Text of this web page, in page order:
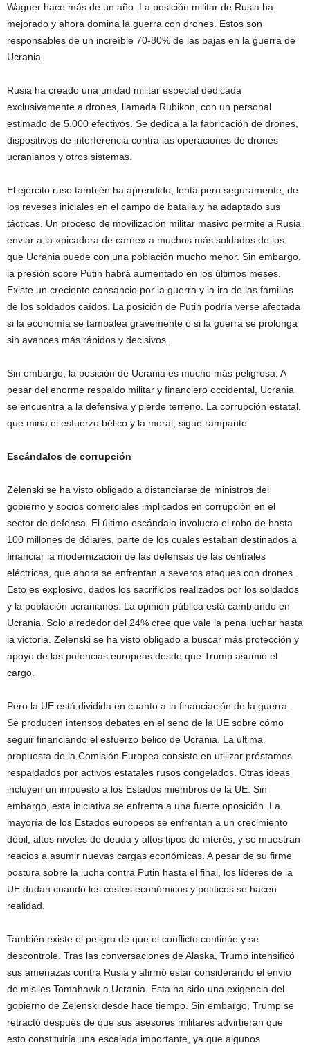
Wagner hace más de un año. La posición militar de Rusia ha
mejorado y ahora domina la guerra con drones. Estos son
responsables de un increíble 70-80% de las bajas en la guerra de
Ucrania.
Rusia ha creado una unidad militar especial dedicada
exclusivamente a drones, llamada Rubikon, con un personal
estimado de 5.000 efectivos. Se dedica a la fabricación de drones,
dispositivos de interferencia contra las operaciones de drones
ucranianos y otros sistemas.
El ejército ruso también ha aprendido, lenta pero seguramente, de
los reveses iniciales en el campo de batalla y ha adaptado sus
tácticas. Un proceso de movilización militar masivo permite a Rusia
enviar a la «picadora de carne» a muchos más soldados de los
que Ucrania puede con una población mucho menor. Sin embargo,
la presión sobre Putin habrá aumentado en los últimos meses.
Existe un creciente cansancio por la guerra y la ira de las familias
de los soldados caídos. La posición de Putin podría verse afectada
si la economía se tambalea gravemente o si la guerra se prolonga
sin avances más rápidos y decisivos.
Sin embargo, la posición de Ucrania es mucho más peligrosa. A
pesar del enorme respaldo militar y financiero occidental, Ucrania
se encuentra a la defensiva y pierde terreno. La corrupción estatal,
que mina el esfuerzo bélico y la moral, sigue rampante.
Escándalos de corrupción
Zelenski se ha visto obligado a distanciarse de ministros del
gobierno y socios comerciales implicados en corrupción en el
sector de defensa. El último escándalo involucra el robo de hasta
100 millones de dólares, parte de los cuales estaban destinados a
financiar la modernización de las defensas de las centrales
eléctricas, que ahora se enfrentan a severos ataques con drones.
Esto es explosivo, dados los sacrificios realizados por los soldados
y la población ucranianos. La opinión pública está cambiando en
Ucrania. Solo alrededor del 24% cree que vale la pena luchar hasta
la victoria. Zelenski se ha visto obligado a buscar más protección y
apoyo de las potencias europeas desde que Trump asumió el
cargo.
Pero la UE está dividida en cuanto a la financiación de la guerra.
Se producen intensos debates en el seno de la UE sobre cómo
seguir financiando el esfuerzo bélico de Ucrania. La última
propuesta de la Comisión Europea consiste en utilizar préstamos
respaldados por activos estatales rusos congelados. Otras ideas
incluyen un impuesto a los Estados miembros de la UE. Sin
embargo, esta iniciativa se enfrenta a una fuerte oposición. La
mayoría de los Estados europeos se enfrentan a un crecimiento
débil, altos niveles de deuda y altos tipos de interés, y se muestran
reacios a asumir nuevas cargas económicas. A pesar de su firme
postura sobre la lucha contra Putin hasta el final, los líderes de la
UE dudan cuando los costes económicos y políticos se hacen
realidad.
También existe el peligro de que el conflicto continúe y se
descontrole. Tras las conversaciones de Alaska, Trump intensificó
sus amenazas contra Rusia y afirmó estar considerando el envío
de misiles Tomahawk a Ucrania. Esta ha sido una exigencia del
gobierno de Zelenski desde hace tiempo. Sin embargo, Trump se
retractó después de que sus asesores militares advirtieran que
esto constituiría una escalada importante, ya que algunos